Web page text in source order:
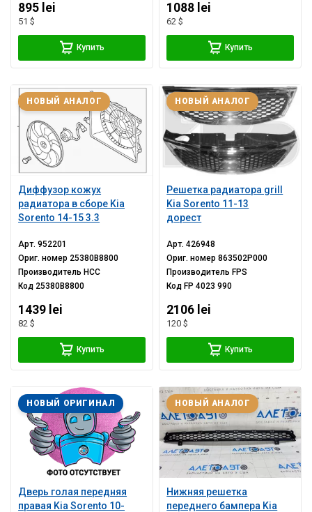
895 lei
51 $
Купить
1088 lei
62 $
Купить
Диффузор кожух
радиатора в сборе Kia
Sorento 14-15 3.3
НОВЫЙ АНАЛОГ
Арт.952201
Ориг. номер 25380B8800
Производитель HCC
Код 25380B8800
1439 lei
82 $
Купить
Решетка радиатора grill
Kia Sorento 11-13
дорест
НОВЫЙ АНАЛОГ
Арт.426948
Ориг. номер863502P000
Производитель FPS
Код FP 4023 990
2106 lei
120 $
Купить
Дверь голая передняя
правая Kia Sorento 10-
НОВЫЙ ОРИГИНАЛ
Нижняя решетка
переднего бампера Kia
НОВЫЙ АНАЛОГ